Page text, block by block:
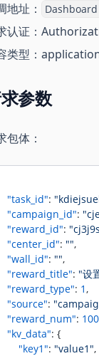
地址：
Dashboard
认证：
类型：
参数
包体：
"task_id"
:
"campaign_id"
:
"reward_id"
:
"center_id"
: "",
"wall_id"
: "",
"reward_title"
: "设
"reward_type"
: 1,
"source"
:
"reward_num"
: 100
"kv_data"
: {
"key1"
: "value1",